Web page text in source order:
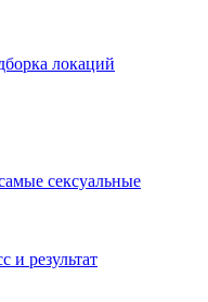
локаций
сексуальные
и результат